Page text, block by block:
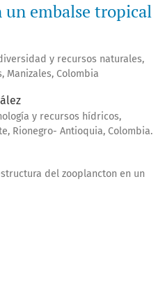
embalse tropical
y recursos naturales,
Manizales, Colombia
y recursos hídricos,
Rionegro- Antioquia, Colombia.
del zooplancton en un